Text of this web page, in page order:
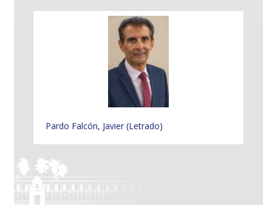
Pardo Falcón, Javier (Letrado)